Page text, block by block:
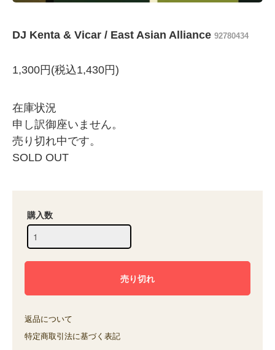
DJ Kenta & Vicar / East Asian Alliance 92780434
1,300円(税込1,430円)
在庫状況
申し訳御座いません。
売り切れ中です。
SOLD OUT
購入数
返品について
特定商取引法に基づく表記